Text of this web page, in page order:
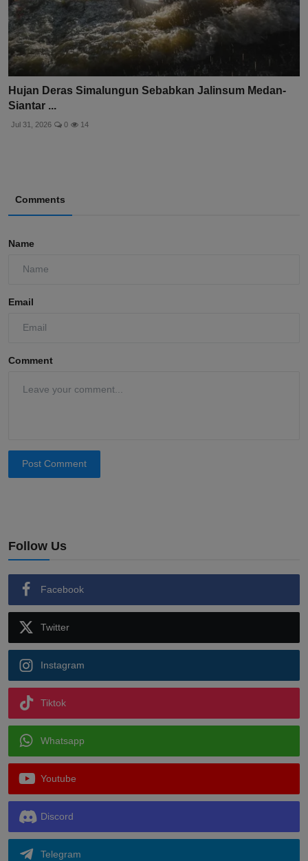
Hujan Deras Simalungun Sebabkan Jalinsum Medan-
Siantar ...
Jul 31, 2026 0 14
Comments
Name
Email
Comment
Post Comment
Follow Us
Facebook
Twitter
Instagram
Tiktok
Whatsapp
Youtube
Discord
Telegram